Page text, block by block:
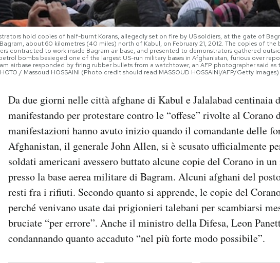
hold copies of half-burnt Korans, allegedly set on fire by US soldiers, at the gate of
about 60 kilometres (40 miles) north of Kabul, on February 21, 2012. The copies of
contracted to work inside Bagram air base, and presented to demonstrators gathered
bombs besieged one of the largest US-run military bases in Afghanistan, furious over
airbase responded by firing rubber bullets from a watchtower, an AFP photographer said
/ Massoud HOSSAINI (Photo credit should read MASSOUD HOSSAINI/AFP/Getty Images)
Da due giorni nelle città afghane di Kabul e Jalalabad centinaia
manifestando per protestare contro le “offese” rivolte al
manifestazioni hanno avuto inizio quando il comandante delle
Afghanistan, il generale John Allen, si è scusato ufficialmente
soldati americani avessero buttato alcune copie del Corano in
presso la base aerea militare di Bagram. Alcuni afghani del
resti fra i rifiuti. Secondo quanto si apprende, le copie del
perché venivano usate dai prigionieri talebani per scambiarsi
bruciate “per errore”. Anche il ministro della Difesa, Leon
condannando quanto accaduto “nel più forte modo possibile”.